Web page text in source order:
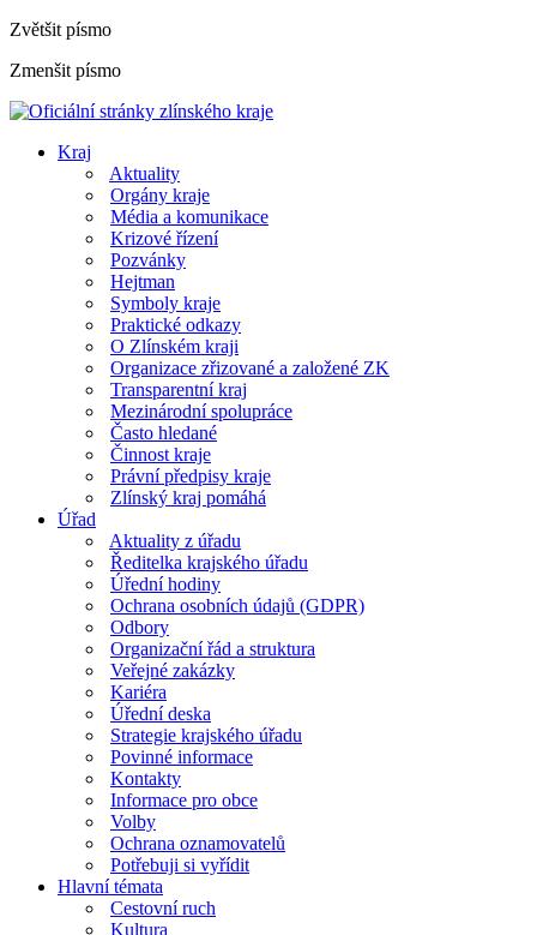
Zvětšit písmo
Zmenšit písmo
Kraj
Aktuality
Orgány kraje
Média a komunikace
Krizové řízení
Pozvánky
Hejtman
Symboly kraje
Praktické odkazy
O Zlínském kraji
Organizace zřizované a založené ZK
Transparentní kraj
Mezinárodní spolupráce
Často hledané
Činnost kraje
Právní předpisy kraje
Zlínský kraj pomáhá
Úřad
Aktuality z úřadu
Ředitelka krajského úřadu
Úřední hodiny
Ochrana osobních údajů (GDPR)
Odbory
Organizační řád a struktura
Veřejné zakázky
Kariéra
Úřední deska
Strategie krajského úřadu
Povinné informace
Kontakty
Informace pro obce
Volby
Ochrana oznamovatelů
Potřebuji si vyřídit
Hlavní témata
Cestovní ruch
Kultura